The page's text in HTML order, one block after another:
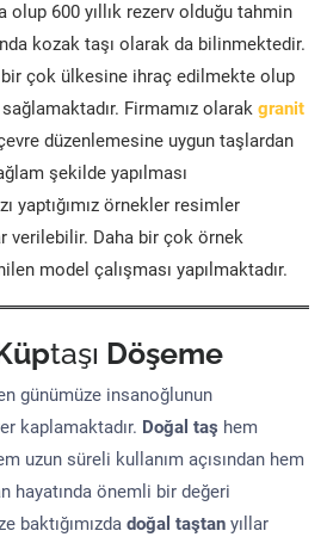
olup 600 yıllık rezerv olduğu tahmin
kozak taşı olarak da bilinmektedir.
bir çok ülkesine ihraç edilmekte olup
Firmamız olarak granit
düzenlemesine uygun taşlardan
şekilde yapılması
yaptığımız örnekler resimler
verilebilir. Daha bir çok örnek
model çalışması yapılmaktadır.
taşı Döşeme
günümüze insanoğlunun
kaplamaktadır. Doğal taş hem
uzun süreli kullanım açısından hem
hayatında önemli bir değeri
baktığımızda doğal taştan yıllar